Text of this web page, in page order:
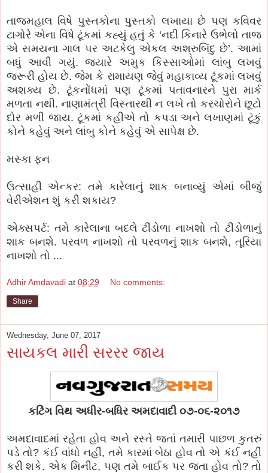
તાજમહાલ વિષે પુસ્તકોના પુસ્તકો લખાયા છે પણ કવિવર
ટાગોરે એના વિષે ટૂંકમાં કહ્યું હતું કે ‘નદી કિનારે ઉભેલો તાજ
એ સમયના ગાલ પર અટકેલુ એકલ અશ્રુબિંદુ છે’. આમાં
બધું આવી ગયું. જયારે અમુક કિસ્સાઓમાં લાંબુ લખવું
જરૂરી હોય છે. જેમ કે રામાયણ જેવું મહાકાવ્ય ટૂંકમાં લખવું
અશક્ય છે. ટૂંકનોંધમાં પણ ટૂંકમાં પતાવનારને પુરા માર્ક
મળતા નથી. નાણામંત્રી વિસ્તારથી ન લખે તો કરચોરોને છૂટો
દોર મળી જાય. ટૂંકમાં કહીએ તો કપડા અને લખાણમાં ટૂંકું
કોને કહેવું અને લાંબુ કોને કહેવું એ સાપેક્ષ છે.
મસ્કા ફન
ઉત્સાહી એન્કર: તમે કારેલાનું શાક બનાવ્યું એમાં બીજું
વેરીએશન શું કરી શકાય?
એક્સપર્ટ: તમે કારેલાના બદલે ટીંડોળા નાખશો તો ટીંડોળાનું
શાક બનશે. પરવળ નાખશો તો પરવળનું શાક બનશે, તૂરિયા
નાખશો તો ...
Adhir Amdavadi at 08:29 No comments:
Share
Wednesday, June 07, 2017
સાયકલ મારી સરરર જાય
કટિંગ વિથ અધીર-બધિર અમદાવાદી ૦૭-૦૬-૨૦૧૭
અમદાવાદમાં રહેતા હોવ અને રસ્તે જતાં તમારી પાછળ કુતરું
પડે તો? કંઈ વાંધો નહીં, તમે કારમાં બેઠા હોવ તો એ કંઈ નહીં
કરી શકે. એક મિનીટ, પણ તમે બાઈક પર જતા હોવ તો? તો